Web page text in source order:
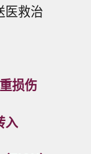
医救治
损伤
入